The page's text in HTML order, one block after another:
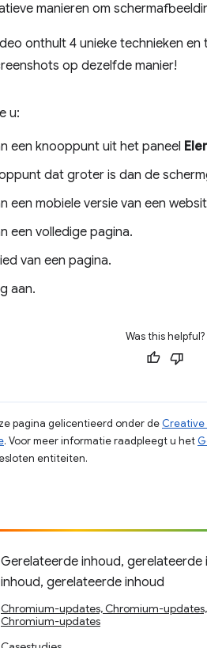
manieren om
onthult 4 unieke technieken
op dezelfde manier!
u:
een knooppunt uit het paneel
dat groter is dan de
een mobiele versie van een
een volledige pagina.
van een pagina.
aan.
Was this helpful?
pagina gelicentieerd onder de Creative
. Voor meer informatie raadpleegt u het
entiteiten.
Gerelateerde inhoud,
inhoud, gerelateerde inhoud
Chromium-updates, Chromium-
Chromium-updates